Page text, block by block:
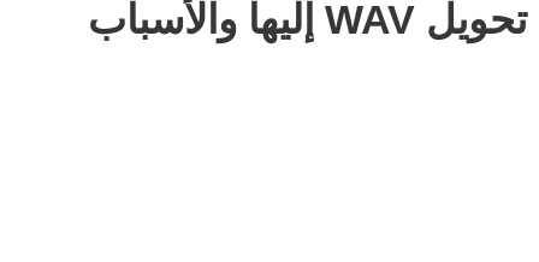
تحويل WAV إليها والأسباب